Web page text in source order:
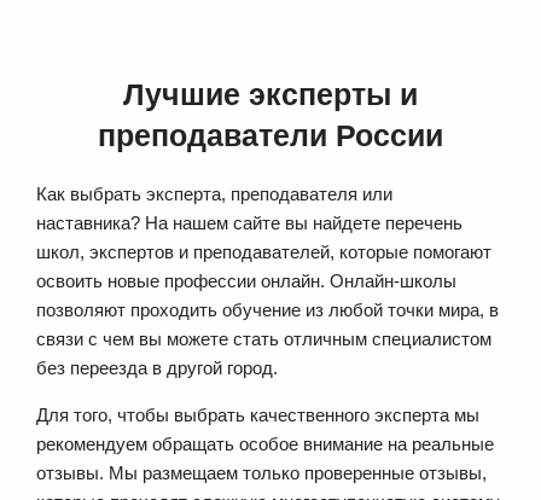
Лучшие эксперты и
преподаватели России
Как выбрать эксперта, преподавателя или
наставника? На нашем сайте вы найдете перечень
школ, экспертов и преподавателей, которые помогают
освоить новые профессии онлайн. Онлайн-школы
позволяют проходить обучение из любой точки мира, в
связи с чем вы можете стать отличным специалистом
без переезда в другой город.
Для того, чтобы выбрать качественного эксперта мы
рекомендуем обращать особое внимание на реальные
отзывы. Мы размещаем только проверенные отзывы,